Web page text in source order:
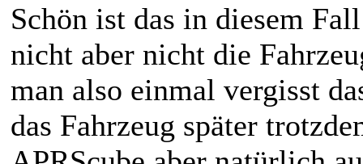
Schön ist das in diesem
nicht aber nicht die
man also einmal vergisst
das Fahrzeug später